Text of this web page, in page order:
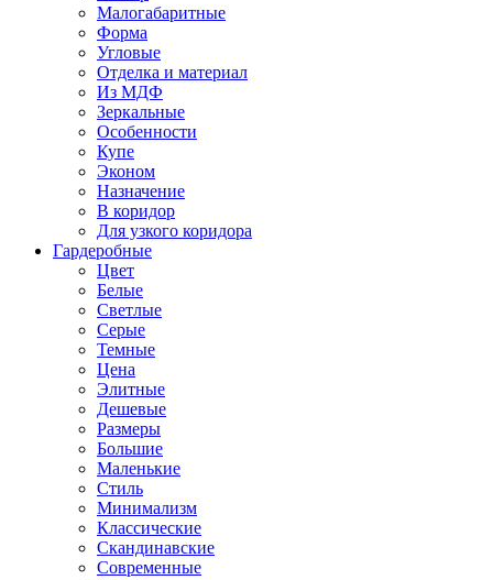
Малогабаритные
Форма
Угловые
Отделка и материал
Из МДФ
Зеркальные
Особенности
Купе
Эконом
Назначение
В коридор
Для узкого коридора
Гардеробные
Цвет
Белые
Светлые
Серые
Темные
Цена
Элитные
Дешевые
Размеры
Большие
Маленькие
Стиль
Минимализм
Классические
Скандинавские
Современные